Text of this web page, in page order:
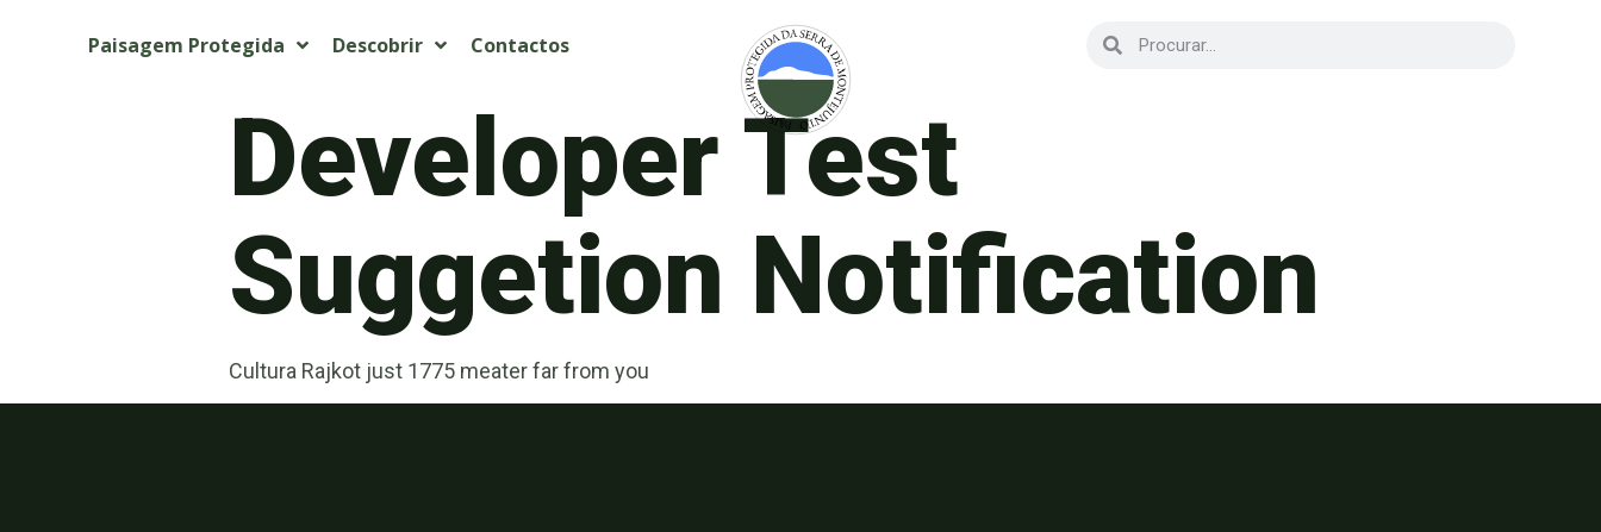
Paisagem Protegida Descobrir Contactos
Developer Test
Suggetion Notification
Cultura Rajkot just 1775 meater far from you